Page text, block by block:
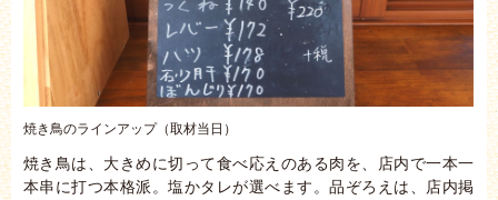
焼き鳥のラインアップ（取材当日）
焼き鳥は、大きめに切って食べ応えのある肉を、店内で一本一
本串に打つ本格派。塩かタレが選べます。品ぞろえは、店内掲